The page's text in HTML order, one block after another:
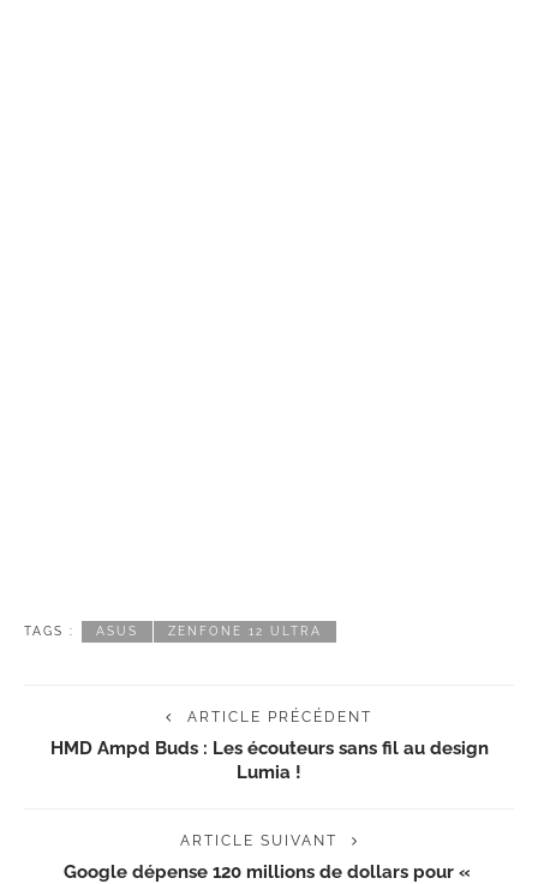
TAGS : ASUS ZENFONE 12 ULTRA
ARTICLE PRÉCÉDENT
HMD Ampd Buds : Les écouteurs sans fil au design
Lumia !
ARTICLE SUIVANT
Google dépense 120 millions de dollars pour «